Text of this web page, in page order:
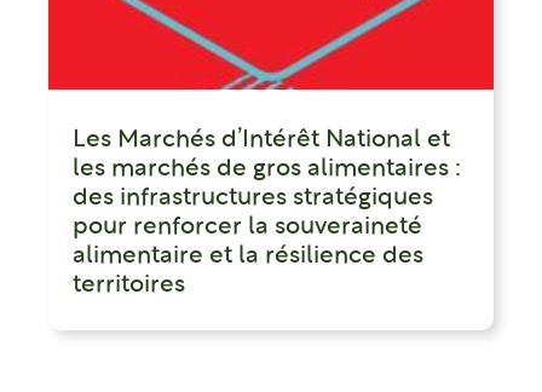
Les Marchés d’Intérêt National et
les marchés de gros alimentaires :
des infrastructures stratégiques
pour renforcer la souveraineté
alimentaire et la résilience des
territoires